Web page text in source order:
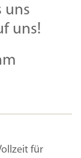
uns
uns!
für